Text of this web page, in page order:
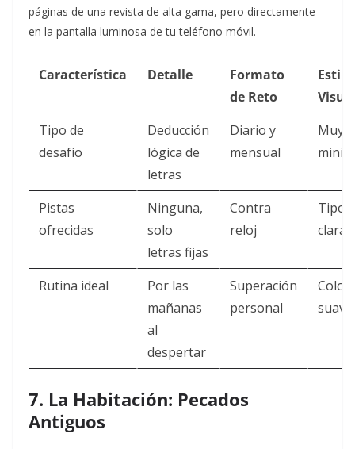
páginas de una revista de alta gama, pero directamente
en la pantalla luminosa de tu teléfono móvil.
Característica Detalle
Formato
de Reto
Estilo
Tipo de
desafío
Deducción
lógica de
letras
Diario y
mensual
Muy
Pistas
ofrecidas
Ninguna,
solo
letras fijas
Contra
reloj
clara
Rutina ideal
Por las
mañanas
al
despertar
Superación
personal
7. La Habitación: Pecados
Antiguos